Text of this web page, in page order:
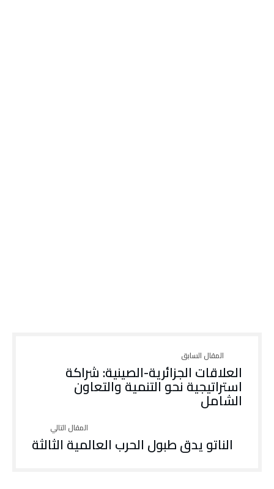
العلاقات الجزائرية-الصينية: شراكة
استراتيجية نحو التنمية والتعاون
الشامل
الناتو يدق طبول الحرب العالمية الثالثة